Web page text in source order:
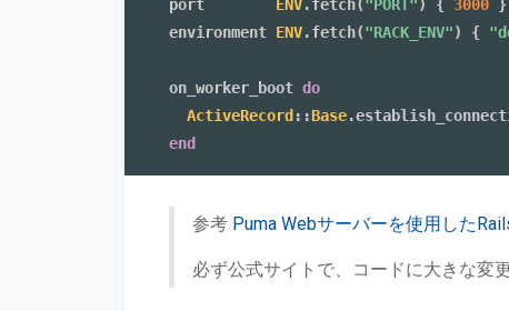
port ENV.fetch("PORT") { 3000 }
environment ENV.fetch("RACK_ENV") {
on_worker_boot do
ActiveRecord : :Base.
end
参考 Puma Webサーバーを使用した
必ず公式サイトで、コードに大きな変